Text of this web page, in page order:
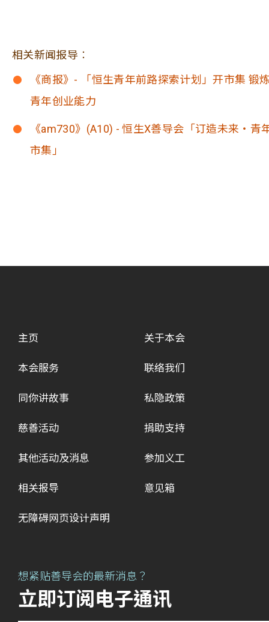
相关新闻报导︰
《商报》- 「恒生青年前路探索计划」开市集 锻
青年创业能力
《am730》(A10) - 恒生X善导会「订造未来‧青
市集」
主页
本会服务
同你讲故事
慈善活动
其他活动及消息
相关报导
关于本会
联络我们
私隐政策
捐助支持
参加义工
意见箱
无障碍网页设计声明
想紧贴善导会的最新消息？
立即订阅电子通讯